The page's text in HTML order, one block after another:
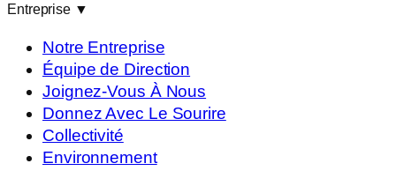
Entreprise ▼
Notre Entreprise
Équipe de Direction
Joignez-Vous À Nous
Donnez Avec Le Sourire
Collectivité
Environnement